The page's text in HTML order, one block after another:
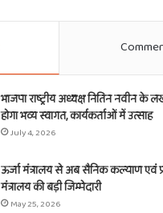
भाजपा राष्ट्रीय अध्यक्ष नितिन नवीन
होगा भव्य स्वागत, कार्यकर्ताओं में उत्साह
July 4, 2026
ऊर्जा मंत्रालय से अब सैनिक कल्याण एवं
मंत्रालय की बड़ी जिम्मेदारी
May 25, 2026